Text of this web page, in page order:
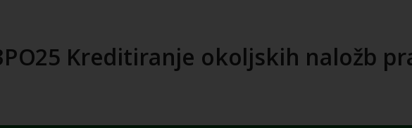
Kreditiranje okoljskih naložb